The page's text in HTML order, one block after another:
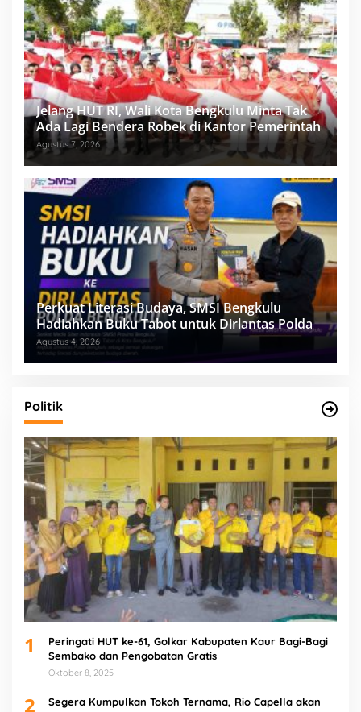
Jelang HUT RI, Wali Kota Bengkulu Minta Tak
Ada Lagi Bendera Robek di Kantor Pemerintah
Agustus 7, 2026
Perkuat Literasi Budaya, SMSI Bengkulu
Hadiahkan Buku Tabot untuk Dirlantas Polda
Agustus 4, 2026
Politik
1
Peringati HUT ke-61, Golkar Kabupaten Kaur Bagi-Bagi
Sembako dan Pengobatan Gratis
Oktober 8, 2025
2
Segera Kumpulkan Tokoh Ternama, Rio Capella akan